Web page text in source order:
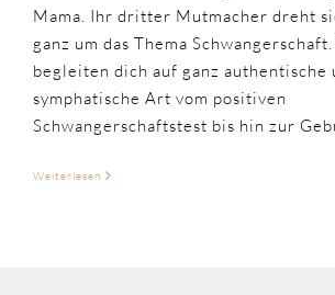
Mama. Ihr dritter Mutmacher dreht
ganz um das Thema
begleiten dich auf ganz authentische
symphatische Art vom positiven
Schwangerschaftstest bis hin zur
Weiterlesen